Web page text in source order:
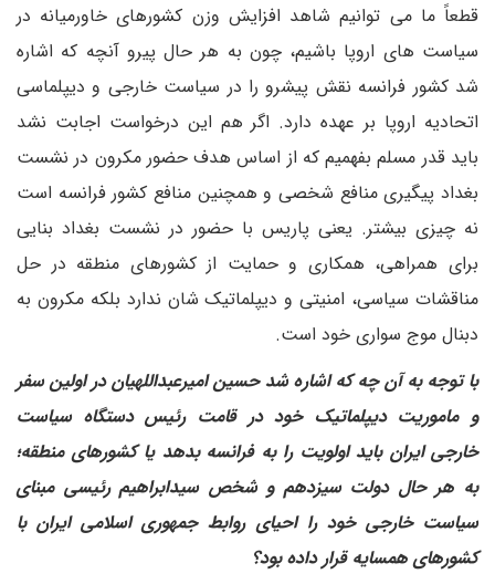
قطعاً ما می توانیم شاهد افزایش وزن کشورهای خاورمیانه در
سیاست های اروپا باشیم، چون به هر حال پیرو آنچه که اشاره
شد کشور فرانسه نقش پیشرو را در سیاست خارجی و دیپلماسی
اتحادیه اروپا بر عهده دارد. اگر هم این درخواست اجابت نشد
باید قدر مسلم بفهمیم که از اساس هدف حضور مکرون در نشست
بغداد پیگیری منافع شخصی و همچنین منافع کشور فرانسه است
نه چیزی بیشتر. یعنی پاریس با حضور در نشست بغداد بنایی
برای همراهی، همکاری و حمایت از کشورهای منطقه در حل
مناقشات سیاسی، امنیتی و دیپلماتیک شان ندارد بلکه مکرون به
دبنال موج سواری خود است.
با توجه به آن چه که اشاره شد حسین امیرعبداللهیان در اولین سفر
و ماموریت دیپلماتیک خود در قامت رئیس دستگاه سیاست
خارجی ایران باید اولویت را به فرانسه بدهد یا کشورهای منطقه؛
به هر حال دولت سیزدهم و شخص سیدابراهیم رئیسی مبنای
سیاست خارجی خود را احیای روابط جمهوری اسلامی ایران با
کشورهای همسایه قرار داده بود؟